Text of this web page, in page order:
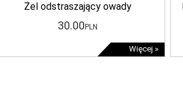
Żel odstraszający owady
30.00PLN
Więcej »